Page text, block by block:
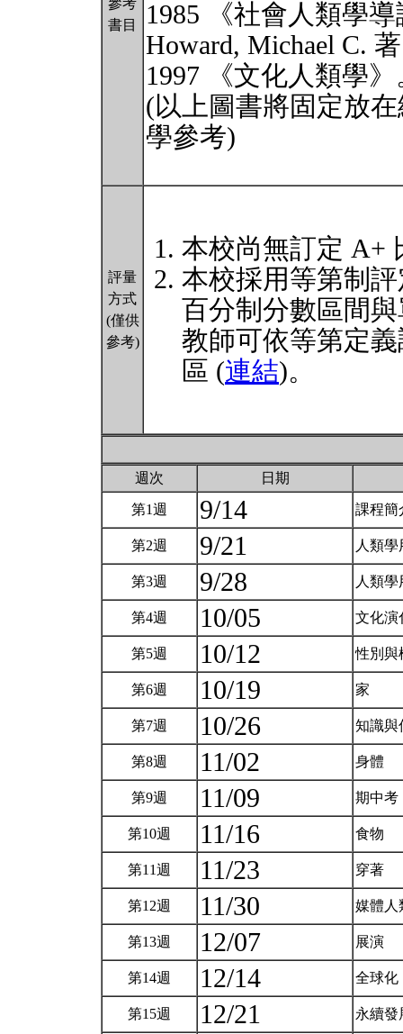
參考
書目
1985 《社會人類學
Howard, Michael C.
1997 《文化人類學
(以上圖書將固定放
學參考)
評量
方式
(僅供
參考)
本校尚無訂定 A+
本校採用等第制
百分制分數區間
教師可依等第定
區 (連結)。
週次 日期
第1週 9/14 課程簡
第2週 9/21 人類
第3週 9/28 人類
第4週 10/05 文化
第5週 10/12 性別
第6週 10/19 家
第7週 10/26 知識
第8週 11/02 身體
第9週 11/09 期中考
第10週 11/16 食物
第11週 11/23 穿著
第12週 11/30 媒體
第13週 12/07 展演
第14週 12/14 全球化
第15週 12/21 永續